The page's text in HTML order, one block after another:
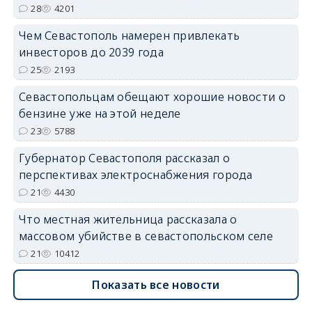
28 4201
Чем Севастополь намерен привлекать
инвесторов до 2039 года
25 2193
Севастопольцам обещают хорошие новости о
бензине уже на этой неделе
23 5788
Губернатор Севастополя рассказал о
перспективах электроснабжения города
21 4430
Что местная жительница рассказала о
массовом убийстве в севастопольском селе
21 10412
Показать все новости